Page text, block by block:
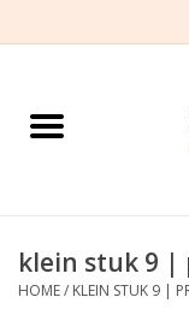
Home
Herinneringsjuwelen
klein stuk 9 |
HOME/ KLEIN STUK 9 |